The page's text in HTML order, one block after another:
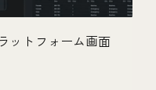
ットフォーム画面